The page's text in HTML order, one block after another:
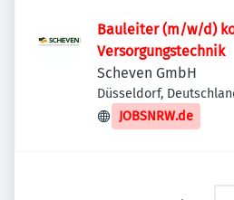
Bauleiter (m/w/d)
Versorgungstechnik
Scheven GmbH
Düsseldorf,
JOBSNRW.de